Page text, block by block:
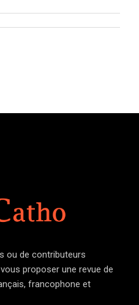
ou de contributeurs
proposer une revue de
francophone et